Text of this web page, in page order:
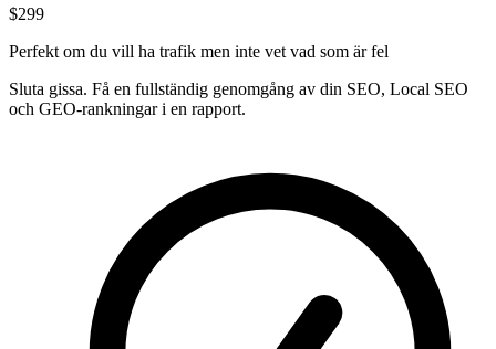
$299
Perfekt om du vill ha trafik men inte vet vad som är fel
Sluta gissa. Få en fullständig genomgång av din SEO, Local SEO
och GEO-rankningar i en rapport.